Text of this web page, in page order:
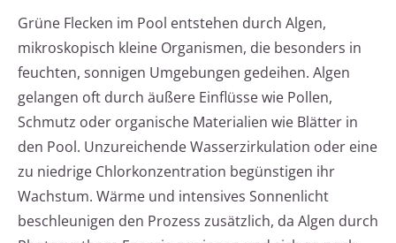
Grüne Flecken im Pool entstehen durch Algen,
mikroskopisch kleine Organismen, die besonders in
feuchten, sonnigen Umgebungen gedeihen. Algen
gelangen oft durch äußere Einflüsse wie Pollen,
Schmutz oder organische Materialien wie Blätter in
den Pool. Unzureichende Wasserzirkulation oder eine
zu niedrige Chlorkonzentration begünstigen ihr
Wachstum. Wärme und intensives Sonnenlicht
beschleunigen den Prozess zusätzlich, da Algen durch